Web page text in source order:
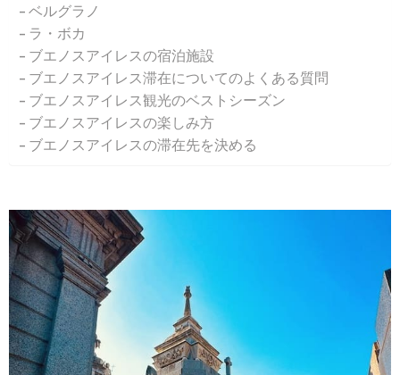
ベルグラノ
ラ・ボカ
ブエノスアイレスの宿泊施設
ブエノスアイレス滞在についてのよくある質問
ブエノスアイレス観光のベストシーズン
ブエノスアイレスの楽しみ方
ブエノスアイレスの滞在先を決める